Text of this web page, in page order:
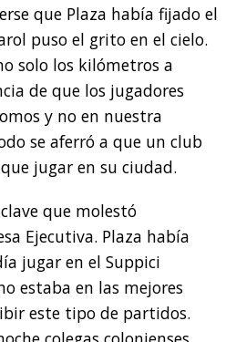
que Plaza había fijado el
puso el grito en el cielo.
solo los kilómetros a
de que los jugadores
y no en nuestra
se aferró a que un club
jugar en su ciudad.
que molestó
Ejecutiva. Plaza había
jugar en el Suppici
estaba en las mejores
este tipo de partidos.